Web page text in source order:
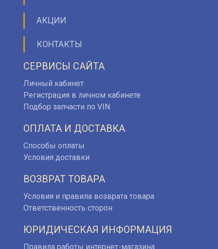
АКЦИИ
КОНТАКТЫ
СЕРВИСЫ САЙТА
Личный кабинет
Регистрация в личном кабинете
Подбор запчасти по VIN
ОПЛАТА И ДОСТАВКА
Способы оплаты
Условия доставки
ВОЗВРАТ ТОВАРА
Условия и правила возврата товара
Ответственность сторон
ЮРИДИЧЕСКАЯ ИНФОРМАЦИЯ
Правила работы интернет-магазина